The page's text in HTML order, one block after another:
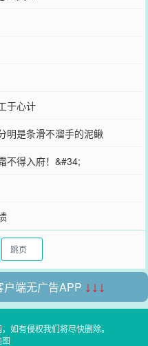
于心计
明是条滑不溜手的泥鳅
不得入府！&#34;
端无广告APP ↓↓↓
如有侵权我们将尽快删除。